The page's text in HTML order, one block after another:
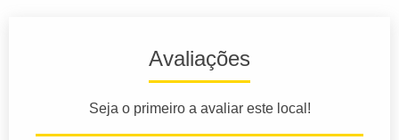
Avaliações
Seja o primeiro a avaliar este local!